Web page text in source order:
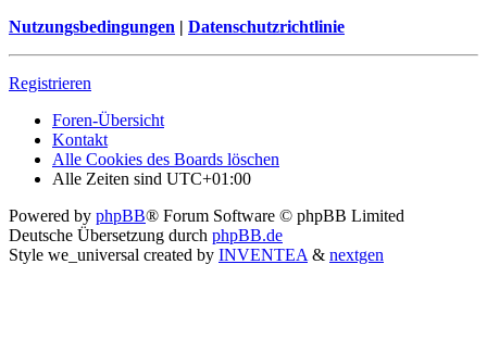
Nutzungsbedingungen | Datenschutzrichtlinie
Registrieren
Foren-Übersicht
Kontakt
Alle Cookies des Boards löschen
Alle Zeiten sind UTC+01:00
Powered by phpBB® Forum Software © phpBB Limited
Deutsche Übersetzung durch phpBB.de
Style we_universal created by INVENTEA & nextgen